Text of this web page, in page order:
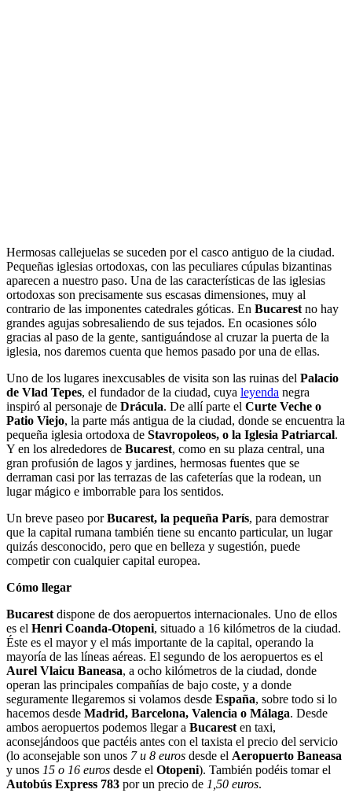
Hermosas callejuelas se suceden por el casco antiguo de la ciudad.
Pequeñas iglesias ortodoxas, con las peculiares cúpulas bizantinas
aparecen a nuestro paso. Una de las características de las iglesias
ortodoxas son precisamente sus escasas dimensiones, muy al
contrario de las imponentes catedrales góticas. En Bucarest no hay
grandes agujas sobresaliendo de sus tejados. En ocasiones sólo
gracias al paso de la gente, santiguándose al cruzar la puerta de la
iglesia, nos daremos cuenta que hemos pasado por una de ellas.
Uno de los lugares inexcusables de visita son las ruinas del Palacio
de Vlad Tepes, el fundador de la ciudad, cuya leyenda negra
inspiró al personaje de Drácula. De allí parte el Curte Veche o
Patio Viejo, la parte más antigua de la ciudad, donde se encuentra la
pequeña iglesia ortodoxa de Stavropoleos, o la Iglesia Patriarcal.
Y en los alrededores de Bucarest, como en su plaza central, una
gran profusión de lagos y jardines, hermosas fuentes que se
derraman casi por las terrazas de las cafeterías que la rodean, un
lugar mágico e imborrable para los sentidos.
Un breve paseo porBucarest, la pequeña París, para demostrar
que la capital rumana también tiene su encanto particular, un lugar
quizás desconocido, pero que en belleza y sugestión, puede
competir con cualquier capital europea.
Cómo llegar
Bucarest dispone de dos aeropuertos internacionales. Uno de ellos
es el Henri Coanda-Otopeni, situado a 16 kilómetros de la ciudad.
Éste es el mayor y el más importante de la capital, operando la
mayoría de las líneas aéreas. El segundo de los aeropuertos es el
Aurel Vlaicu Baneasa, a ocho kilómetros de la ciudad, donde
operan las principales compañías de bajo coste, y a donde
seguramente llegaremos si volamos desde España, sobre todo si lo
hacemos desde Madrid, Barcelona, Valencia o Málaga. Desde
ambos aeropuertos podemos llegar a Bucarest en taxi,
aconsejándoos que pactéis antes con el taxista el precio del servicio
(lo aconsejable son unos 7 u 8 euros desde el Aeropuerto Baneasa
y unos 15 o 16 euros desde el Otopeni). También podéis tomar el
Autobús Express 783 por un precio de 1,50 euros.